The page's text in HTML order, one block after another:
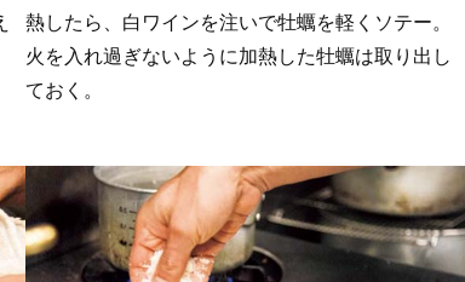
熱したら、白ワインを注いで牡蠣を軽くソテー。
火を入れ過ぎないように加熱した牡蠣は取り出し
ておく。